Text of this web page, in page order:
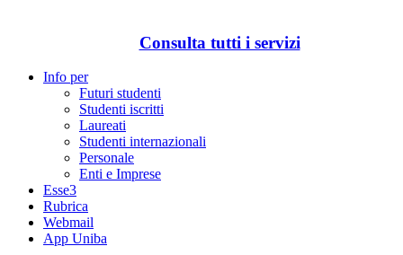
Consulta tutti i servizi
Info per
Futuri studenti
Studenti iscritti
Laureati
Studenti internazionali
Personale
Enti e Imprese
Esse3
Rubrica
Webmail
App Uniba